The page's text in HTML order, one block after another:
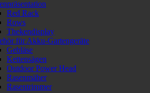
Red Rack
Rows
Thekendisplay
für Akku-Gartengeräte
Gebläse
Kettensägen
Outdoor Power Head
Rasenmäher
Rasentrimmer